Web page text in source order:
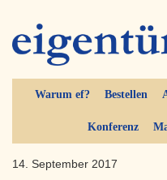
Warum ef? Bestellen
Konferenz
14. September 2017